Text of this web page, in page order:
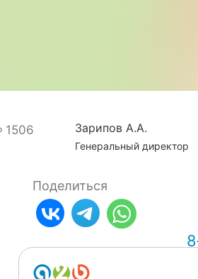
Зарипов А.А.
Генеральный директор
Поделиться
1506